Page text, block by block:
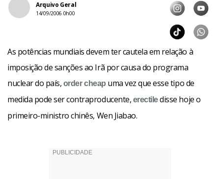
Arquivo Geral
14/09/2006 0h00
As potências mundiais devem ter cautela em relação à
imposição de sanções ao Irã por causa do programa
nuclear do país, order cheap uma vez que esse tipo de
medida pode ser contraproducente, erectiledisse hoje o
primeiro-ministro chinês, Wen Jiabao.